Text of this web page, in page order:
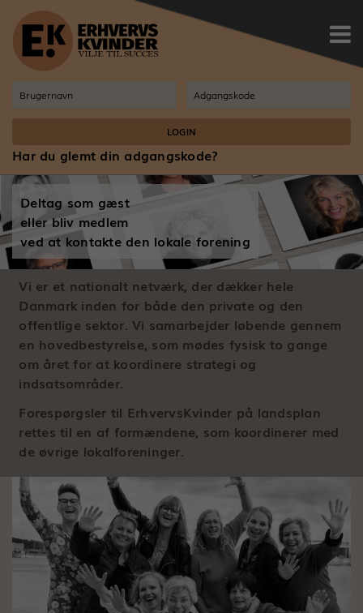

Har du glemt din adgangskode?
Deltag som gæst
eller bliv medlem
ved at kontakte den lokale forening
Vi er et nationalt netværk, der dækker hele
Danmark inden for både den private og den
offentlige sektor. Vi samarbejder løbende gennem
en hovedbestyrelse, som mødes fysisk to gange
om året for at koordinere strategi og
indsatsområder.
Forespørgsler til ErhvervsKvinder på landsplan
rettes til en af formændene, som koordinerer med
de øvrige lokalforeninger.